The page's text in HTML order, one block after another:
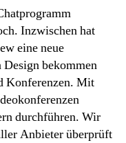
Inzwischen hat
eine neue
bekommen
Konferenzen. Mit
durchführen. Wir
Anbieter überprüft